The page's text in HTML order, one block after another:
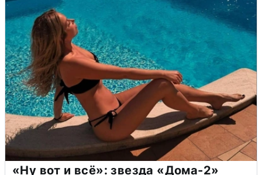
«Ну вот и всё»: звезда «Дома-2»